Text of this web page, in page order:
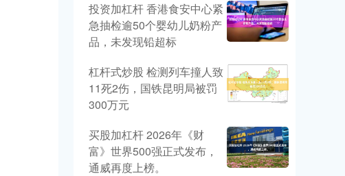
投资加杠杆 香港食安中心紧
急抽检逾50个婴幼儿奶粉产
品，未发现铅超标
杠杆式炒股 检测列车撞人致
11死2伤，国铁昆明局被罚
300万元
买股加杠杆 2026年《财
富》世界500强正式发布，
通威再度上榜。